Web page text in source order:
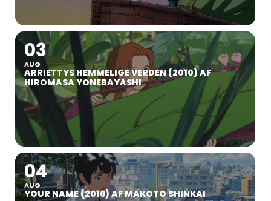
03
AUG
ARRIETTYS HEMMELIGE VERDEN (2010) AF
HIROMASA YONEBAYASHI
04
AUG
YOUR NAME (2016) AF MAKOTO SHINKAI